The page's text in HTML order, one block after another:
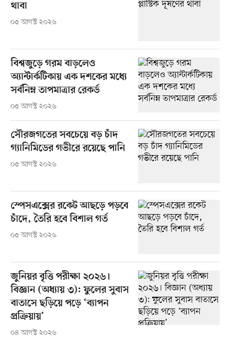
থাবা
০৫ আগস্ট ২০২৬
বিশ্বজুড়ে গরম বাড়লেও
অ্যান্টার্কটিকায় এক দশকের মধ্যে
সর্বনিম্ন তাপমাত্রার রেকর্ড
০৫ আগস্ট ২০২৬
সৌরজগতের সবচেয়ে বড় চাঁদ
গ্যানিমিডের গভীরে রয়েছে পানি
০৫ আগস্ট ২০২৬
স্পেসএক্সের রকেট আছড়ে পড়বে
চাঁদে, তৈরি হবে বিশাল গর্ত
০৫ আগস্ট ২০২৬
জুনিয়র বৃত্তি পরীক্ষা ২০২৬।
বিজ্ঞান (অধ্যায় ৩): ফুলের সুবাস
বাতাসে ছড়িয়ে পড়ে ‘ব্যাপন
প্রক্রিয়ায়’
০৪ আগস্ট ২০২৬